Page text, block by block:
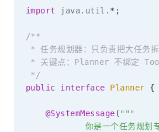
import java. util . * ;
/**
* 任务规划器：只负责把大任务
* 关键点：Planner 不绑定
*/
public
interface Planner {
@SystemMessage ( """
你是一个任务规划